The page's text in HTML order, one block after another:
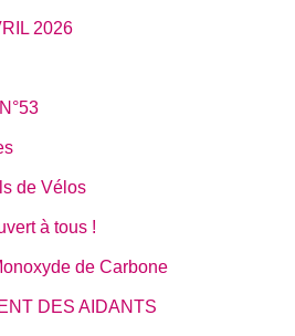
2026
de Vélos
à tous !
de Carbone
DES AIDANTS